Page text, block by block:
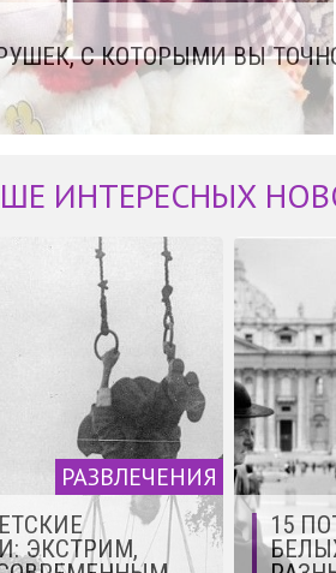
С КОТОРЫМИ ВЫ
ИНТЕРЕСНЫХ
РАЗВЛЕЧЕНИЯ
ЭКСТРИМ,
15